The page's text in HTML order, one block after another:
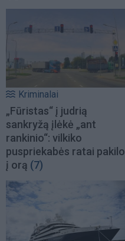
Kriminalai
„Fūristas“ į judrią
sankryžą įlėkė „ant
rankinio“: vilkiko
puspriekabės ratai pakilo
į orą (7)